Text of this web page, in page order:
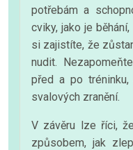
potřebám a
cviky, jako je
si zajistíte, že
nudit.
před a po
svalových zranění.
V závěru lze říci,
způsobem, jak